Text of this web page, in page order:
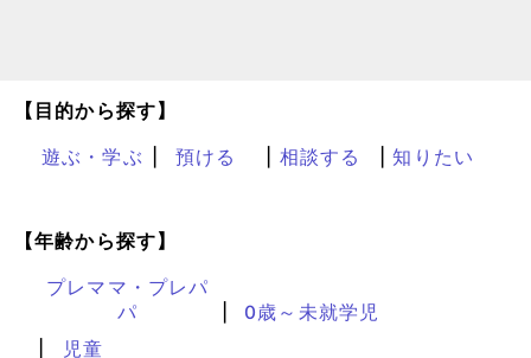
【目的から探す】
遊ぶ・学ぶ 預ける 相談する 知りたい
【年齢から探す】
プレママ・プレパ
パ
0歳～未就学児
児童